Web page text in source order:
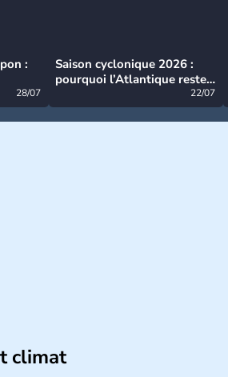
:
28/07
Saison cyclonique 2026 :
pourquoi l’Atlantique reste
22/07
climat